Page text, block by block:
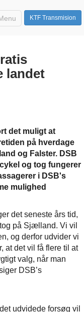
KTF Transmision
landet
det muligt at
på hverdage
og Falster. DSB
og tog fungerer
i DSB's
mulighed
det seneste års tid,
på Sjælland. Vi vil
og derfor udvider vi
at det vil få flere til at
valg, når man
DSB’s
udvidede forsøg vil